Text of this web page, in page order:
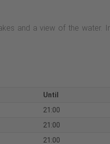
and a view of the water.
Until
21:00
21:00
21:00